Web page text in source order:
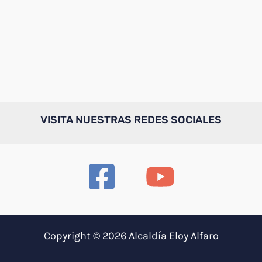
VISITA NUESTRAS REDES SOCIALES
Copyright © 2026 Alcaldía Eloy Alfaro